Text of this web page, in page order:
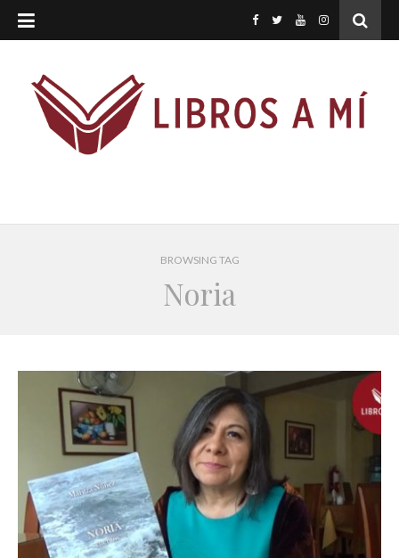
BROWSING TAG
Noria